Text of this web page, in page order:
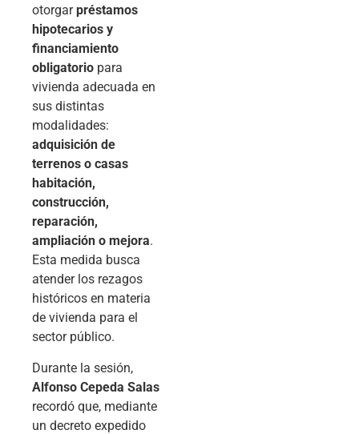
otorgarpréstamos
hipotecarios y
financiamiento
obligatorio para
vivienda adecuada en
sus distintas
modalidades:
adquisición de
terrenos o casas
habitación,
construcción,
reparación,
ampliación o mejora.
Esta medida busca
atender los rezagos
históricos en materia
de vivienda para el
sector público.
Durante la sesión,
Alfonso Cepeda Salas
recordó que, mediante
un decreto expedido